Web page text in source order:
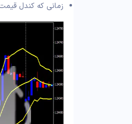
زمانی که کندل